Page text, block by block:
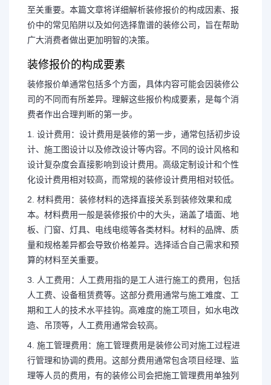
至关重要。本篇文章将详细解析装修报价的构成因素、报
价中的常见陷阱以及如何选择靠谱的装修公司，旨在帮助
广大消费者做出更加明智的决策。
装修报价的构成要素
装修报价单通常包括多个方面，具体内容可能会因装修公
司的不同而有所差异。理解这些报价构成要素，是每个消
费者作出合理判断的第一步。
1. 设计费用：设计费用是装修的第一步，通常包括初步设
计、施工图设计以及修改设计等内容。不同的设计风格和
设计复杂度会直接影响到设计费用。高级定制设计和个性
化设计费用相对较高，而常规的装修设计费用相对较低。
2. 材料费用：装修材料的选择直接关系到装修效果和成
本。材料费用一般是装修报价中的大头，涵盖了墙面、地
板、门窗、灯具、电线电缆等各类材料。材料的品牌、质
量和规格差异都会导致价格差异。选择适合自己需求和预
算的材料至关重要。
3. 人工费用：人工费用指的是工人进行施工的费用，包括
人工费、设备租赁费等。这部分费用通常与施工难度、工
期和工人的技术水平挂钩。高难度的施工项目，如水电改
造、吊顶等，人工费用通常会较高。
4. 施工管理费用：施工管理费用是装修公司对施工过程进
行管理和协调的费用。这部分费用通常包含项目经理、监
理等人员的费用，有的装修公司会把施工管理费用单独列